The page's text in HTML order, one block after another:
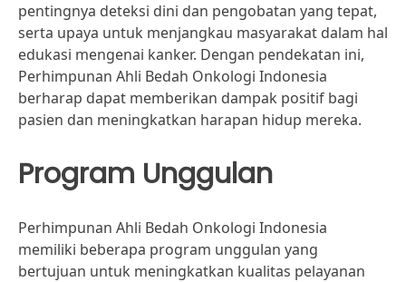
pentingnya deteksi dini dan pengobatan yang tepat,
serta upaya untuk menjangkau masyarakat dalam hal
edukasi mengenai kanker. Dengan pendekatan ini,
Perhimpunan Ahli Bedah Onkologi Indonesia
berharap dapat memberikan dampak positif bagi
pasien dan meningkatkan harapan hidup mereka.
Program Unggulan
Perhimpunan Ahli Bedah Onkologi Indonesia
memiliki beberapa program unggulan yang
bertujuan untuk meningkatkan kualitas pelayanan